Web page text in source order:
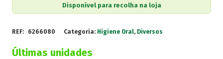
Disponível para recolha na loja
REF: 6266080 Categoria: Higiene Oral, Diversos
Últimas unidades